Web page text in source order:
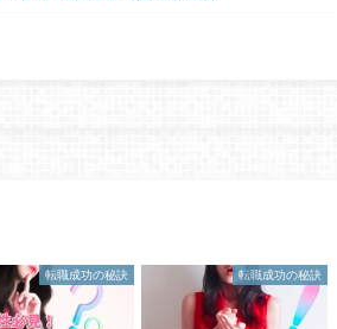
転職成功の秘訣 転職成功の秘訣